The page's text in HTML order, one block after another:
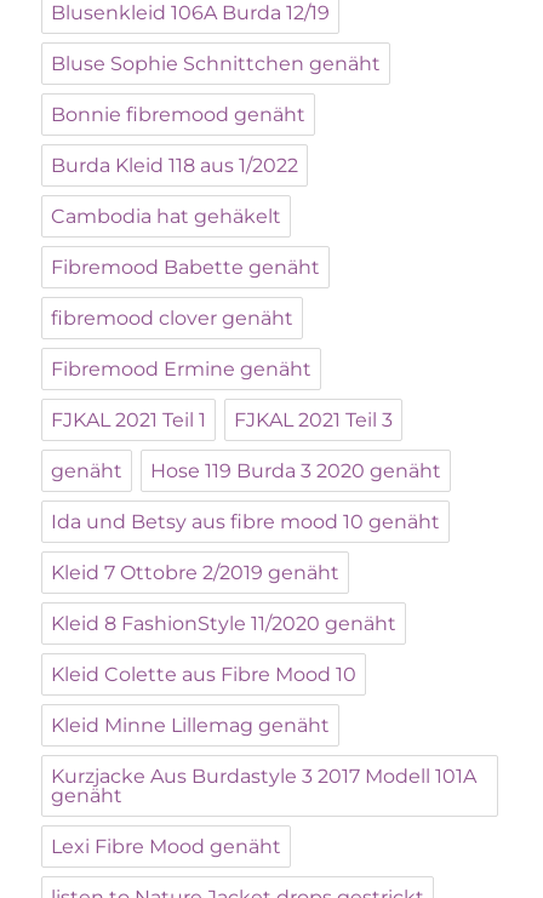
Blusenkleid 106A Burda 12/19
Bluse Sophie Schnittchen genäht
Bonnie fibremood genäht
Burda Kleid 118 aus 1/2022
Cambodia hat gehäkelt
Fibremood Babette genäht
fibremood clover genäht
Fibremood Ermine genäht
FJKAL 2021 Teil 1 FJKAL 2021 Teil 3
genäht Hose 119 Burda 3 2020 genäht
Ida und Betsy aus fibre mood 10 genäht
Kleid 7 Ottobre 2/2019 genäht
Kleid 8 FashionStyle 11/2020 genäht
Kleid Colette aus Fibre Mood 10
Kleid Minne Lillemag genäht
Kurzjacke Aus Burdastyle 3 2017 Modell 101A
genäht
Lexi Fibre Mood genäht